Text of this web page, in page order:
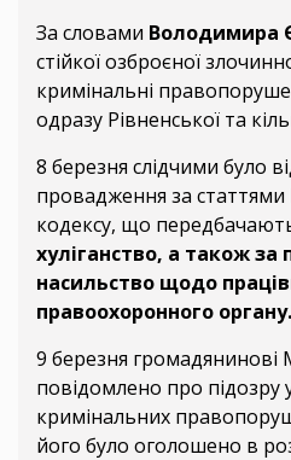
За словами Володимира
стійкої озброєної
кримінальні
одразу Рівненської та
8 березня слідчими було
провадження за
кодексу, що
хуліганство, а також за
насильство щодо
правоохоронного органу.
9 березня громадянинові
повідомлено про підозру
кримінальних
його було оголошено в